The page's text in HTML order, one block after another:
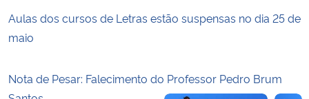
Gabinete de Segurança Institucional
Banco Central do Brasil
Aulas dos cursos de Letras estão suspensas no dia 25 de
maio
Nota de Pesar: Falecimento do Professor Pedro Brum